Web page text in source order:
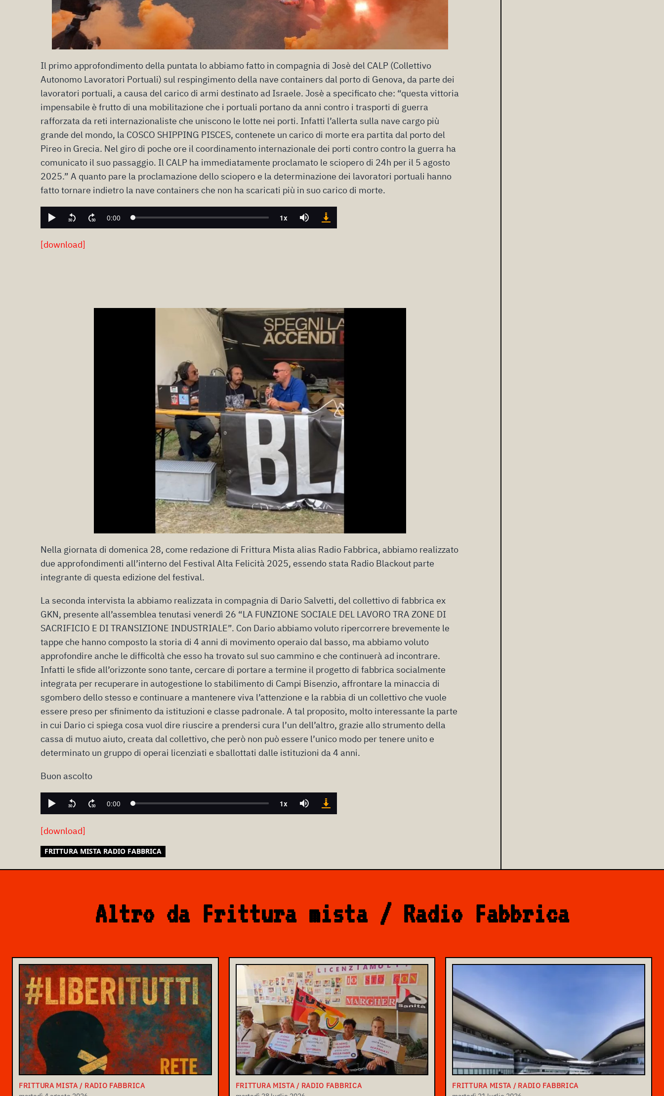
Il primo approfondimento della puntata lo abbiamo fatto in compagnia di Josè del CALP (Collettivo
Autonomo Lavoratori Portuali) sul respingimento della nave containers dal porto di Genova, da parte dei
lavoratori portuali, a causa del carico di armi destinato ad Israele. Josè a specificato che: “questa vittoria
impensabile è frutto di una mobilitazione che i portuali portano da anni contro i trasporti di guerra
rafforzata da reti internazionaliste che uniscono le lotte nei porti. Infatti l’allerta sulla nave cargo più
grande del mondo, la COSCO SHIPPING PISCES, contenete un carico di morte era partita dal porto del
Pireo in Grecia. Nel giro di poche ore il coordinamento internazionale dei porti contro contro la guerra ha
comunicato il suo passaggio. Il CALP ha immediatamente proclamato le sciopero di 24h per il 5 agosto
2025.” A quanto pare la proclamazione dello sciopero e la determinazione dei lavoratori portuali hanno
fatto tornare indietro la nave containers che non ha scaricati più in suo carico di morte.
[download]
Nella giornata di domenica 28, come redazione di Frittura Mista alias Radio Fabbrica, abbiamo realizzato
due approfondimenti all’interno del Festival Alta Felicità 2025, essendo stata Radio Blackout parte
integrante di questa edizione del festival.
La seconda intervista la abbiamo realizzata in compagnia di Dario Salvetti, del collettivo di fabbrica ex
GKN, presente all’assemblea tenutasi venerdì 26 “LA FUNZIONE SOCIALE DEL LAVORO TRA ZONE DI
SACRIFICIO E DI TRANSIZIONE INDUSTRIALE”. Con Dario abbiamo voluto ripercorrere brevemente le
tappe che hanno composto la storia di 4 anni di movimento operaio dal basso, ma abbiamo voluto
approfondire anche le difficoltà che esso ha trovato sul suo cammino e che continuerà ad incontrare.
Infatti le sfide all’orizzonte sono tante, cercare di portare a termine il progetto di fabbrica socialmente
integrata per recuperare in autogestione lo stabilimento di Campi Bisenzio, affrontare la minaccia di
sgombero dello stesso e continuare a mantenere viva l’attenzione e la rabbia di un collettivo che vuole
essere preso per sfinimento da istituzioni e classe padronale. A tal proposito, molto interessante la parte
in cui Dario ci spiega cosa vuol dire riuscire a prendersi cura l’un dell’altro, grazie allo strumento della
cassa di mutuo aiuto, creata dal collettivo, che però non può essere l’unico modo per tenere unito e
determinato un gruppo di operai licenziati e sballottati dalle istituzioni da 4 anni.
Buon ascolto
[download]
FRITTURA MISTA RADIO FABBRICA
Altro da Frittura mista / Radio Fabbrica
FRITTURA MISTA / RADIO FABBRICA
FRITTURA MISTA / RADIO FABBRICA
FRITTURA MISTA / RADIO FABBRICA